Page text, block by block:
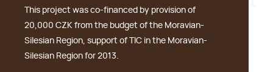
This project was co-financed by provision of
20,000 CZK from the budget of the Moravian-
Silesian Region, support of TIC in the Moravian-
Silesian Region for 2013.